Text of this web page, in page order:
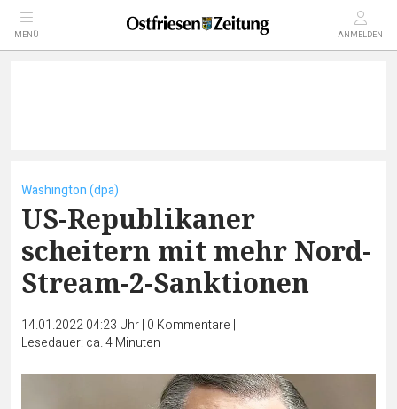
MENÜ ANMELDEN
Washington (dpa)
US-Republikaner
scheitern mit mehr Nord-
Stream-2-Sanktionen
14.01.2022 04:23 Uhr| 0 Kommentare |
Lesedauer: ca. 4 Minuten